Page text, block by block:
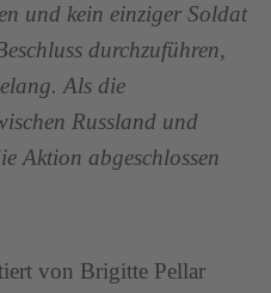
und kein einziger Soldat
durchzuführen,
Als die
Russland und
Aktion abgeschlossen
von Brigitte Pellar